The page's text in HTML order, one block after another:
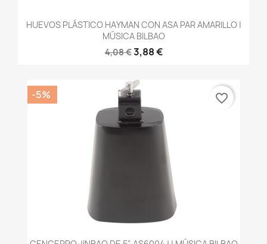
HUEVOS PLÁSTICO HAYMAN CON ASA PAR AMARILLO |
MÚSICA BILBAO
4,08 €3,88 €
-5% favorite_border